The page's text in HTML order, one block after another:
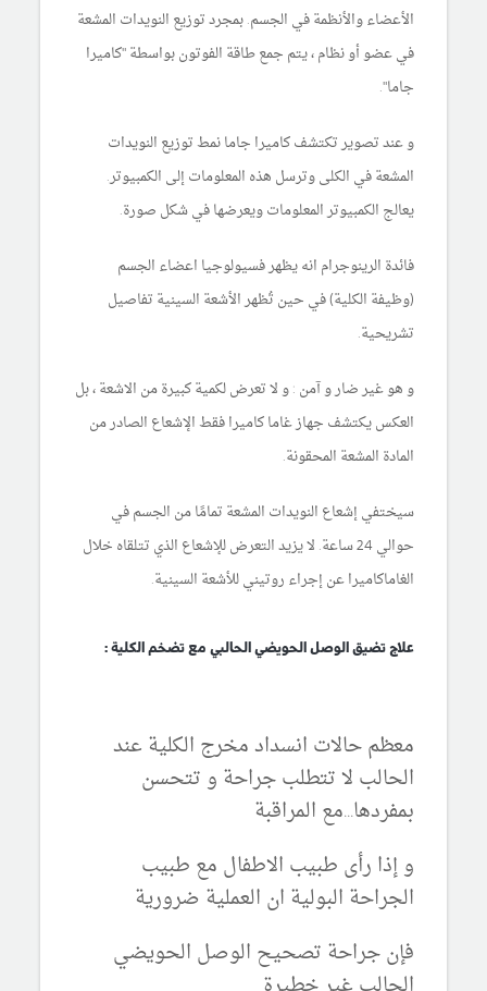
الأعضاء والأنظمة في الجسم. بمجرد توزيع النويدات المشعة
في عضو أو نظام ، يتم جمع طاقة الفوتون بواسطة "كاميرا
جاما".
و عند تصوير تكتشف كاميرا جاما نمط توزيع النويدات
المشعة في الكلى وترسل هذه المعلومات إلى الكمبيوتر.
يعالج الكمبيوتر المعلومات ويعرضها في شكل صورة.
فائدة الرينوجرام انه يظهر فسيولوجيا اعضاء الجسم
(وظيفة الكلية) في حين تُظهر الأشعة السينية تفاصيل
تشريحية.
و هو غير ضار و آمن : و لا تعرض لكمية كبيرة من الاشعة ، بل
العكس يكتشف جهاز غاما كاميرا فقط الإشعاع الصادر من
المادة المشعة المحقونة.
سيختفي إشعاع النويدات المشعة تمامًا من الجسم في
حوالي 24 ساعة. لا يزيد التعرض للإشعاع الذي تتلقاه خلال
الغاماكاميرا عن إجراء روتيني للأشعة السينية.
علاج تضيق الوصل الحويضي الحالبي مع تضخم الكلية :
معظم حالات انسداد مخرج الكلية عند
الحالب لا تتطلب جراحة و تتحسن
بمفردها...مع المراقبة
و إذا رأى طبيب الاطفال مع طبيب
الجراحة البولية ان العملية ضرورية
فإن جراحة تصحيح الوصل الحويضي